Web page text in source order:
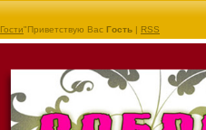
Гости"Приветствую Вас Гость | RSS